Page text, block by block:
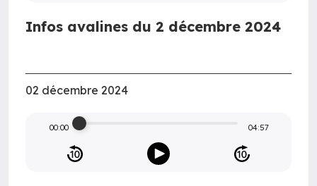
Infos avalines du 2 décembre 2024
02 décembre 2024
00:00 04:57